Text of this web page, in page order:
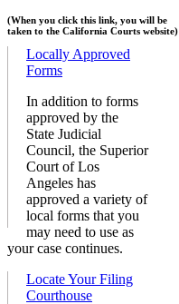
(When you click this link, you will be
taken to the California Courts website)
Locally Approved
Forms
In addition to forms
approved by the
State Judicial
Council, the Superior
Court of Los
Angeles has
approved a variety of
local forms that you
may need to use as
your case continues.
Locate Your Filing
Courthouse